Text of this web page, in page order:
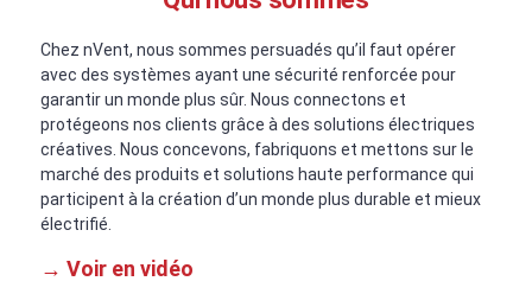
Chez nVent, nous sommes persuadés qu’il faut opérer
avec des systèmes ayant une sécurité renforcée pour
garantir un monde plus sûr. Nous connectons et
protégeons nos clients grâce à des solutions électriques
créatives. Nous concevons, fabriquons et mettons sur le
marché des produits et solutions haute performance qui
participent à la création d’un monde plus durable et mieux
électrifié.
→ Voir en vidéo